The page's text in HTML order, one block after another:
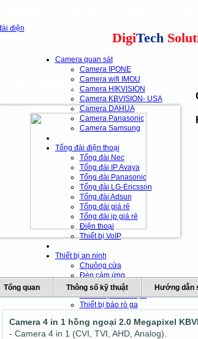
cns
our clients DigiTech
Camera quan sát
Camera IPONE
Camera wifi IMOU
Camera HIKVISION
Camera KBVISION- USA
Camera DAHUA
Camera Panasonic
Camera Samsung
Tổng đài điện thoại
Tổng đài Nec
Tổng đài IP Avaya
Tổng đài Panasonic
Tổng đài LG-Ericsson
Tổng đài Adsun
Tổng đài giá rẻ
Tổng đài ip giá rẻ
Điện thoại
Thiết bị VoIP
Thiết bị an ninh
Chuông cửa
Đèn cảm ứng
Đèn báo trộm
Báo cháy - Báo trộm
Thiết bị báo rò ga
Thiết bị chống sét
CHI TIẾT SẢN PHẨM
Tổng quan Thông số kỹ thuật Hướng dẫn
Camera 4 in 1 hồng ngoại 2.0 Megapixel
- Camera 4 in 1 (CVI, TVI, AHD, Analog).